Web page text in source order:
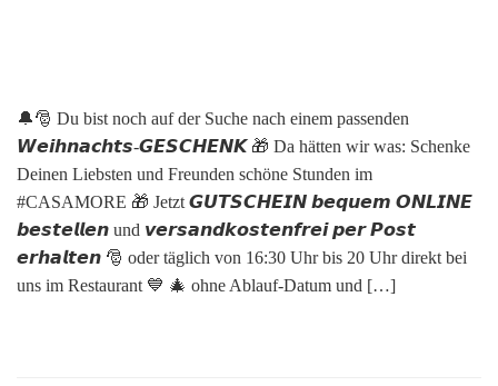
🔔🎅 Du bist noch auf der Suche nach einem passenden
𝙒𝙚𝙞𝙝𝙣𝙖𝙘𝙝𝙩𝙨-𝙂𝙀𝙎𝘾𝙃𝙀𝙉𝙆 🎁 Da hätten wir was: Schenke
Deinen Liebsten und Freunden schöne Stunden im
#CASAMORE 🎁 Jetzt 𝙂𝙐𝙏𝙎𝘾𝙃𝙀𝙄𝙉 𝙗𝙚𝙦𝙪𝙚𝙢 𝙊𝙉𝙇𝙄𝙉𝙀
𝙗𝙚𝙨𝙩𝙚𝙡𝙡𝙚𝙣 und 𝙫𝙚𝙧𝙨𝙖𝙣𝙙𝙠𝙤𝙨𝙩𝙚𝙣𝙛𝙧𝙚𝙞 𝙥𝙚𝙧 𝙋𝙤𝙨𝙩
𝙚𝙧𝙝𝙖𝙡𝙩𝙚𝙣 🎅 oder täglich von 16:30 Uhr bis 20 Uhr direkt bei
uns im Restaurant 💙 🎄 ohne Ablauf-Datum und […]